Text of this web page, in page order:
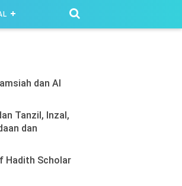
dan Al
Tanzil, Inzal,
dan
Hadith Scholar